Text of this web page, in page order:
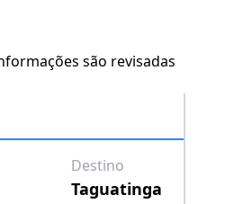
são revisadas
Destino
Taguatinga